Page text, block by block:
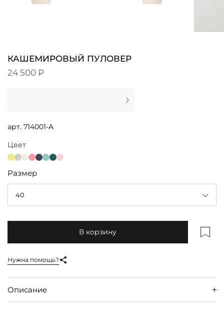
КАШЕМИРОВЫЙ ПУЛОВЕР
Цвет
Размер
40
24 500 ₽
арт. 714001-A
В корзину
Нужна помощь?
Описание